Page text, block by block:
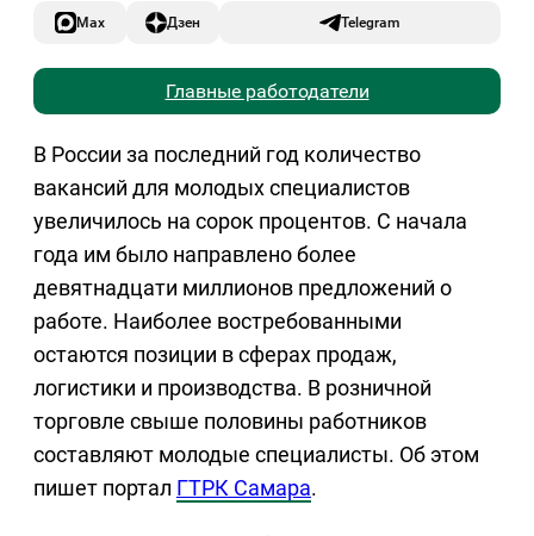
Max Дзен Telegram
Главные работодатели
В России за последний год количество
вакансий для молодых специалистов
увеличилось на сорок процентов. С начала
года им было направлено более
девятнадцати миллионов предложений о
работе. Наиболее востребованными
остаются позиции в сферах продаж,
логистики и производства. В розничной
торговле свыше половины работников
составляют молодые специалисты. Об этом
пишет портал ГТРК Самара.